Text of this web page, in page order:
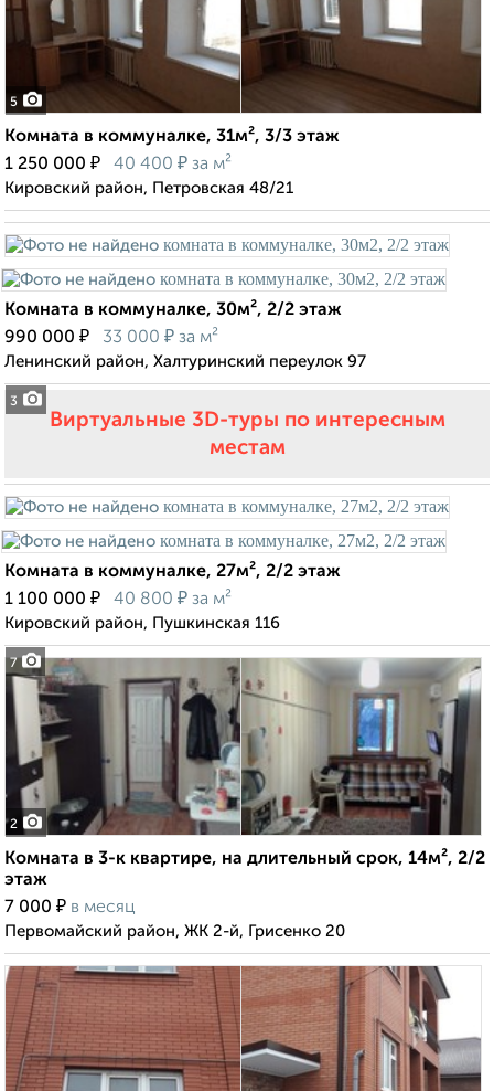
5
Комната в коммуналке, 31м², 3/3 этаж
1 250 000 ₽ 40 400 ₽ за м²
Кировский район, Петровская 48/21
3
Комната в коммуналке, 30м², 2/2 этаж
990 000 ₽ 33 000 ₽ за м²
Ленинский район, Халтуринский переулок 97
Виртуальные 3D-туры по интересным
местам
7
Комната в коммуналке, 27м², 2/2 этаж
1 100 000 ₽ 40 800 ₽ за м²
Кировский район, Пушкинская 116
2
Комната в 3-к квартире, на длительный срок, 14м², 2/2
этаж
7 000 ₽ в месяц
Первомайский район, ЖК 2-й, Грисенко 20